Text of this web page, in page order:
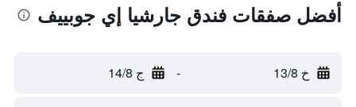
أفضل صفقات فندق جارشيا إي جوبييف
خ 13/8 - ج 14/8